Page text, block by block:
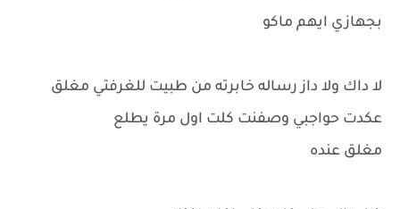
بجهازي ايهم ماكو
لا داك ولا داز رساله خابرته من طبيت للغرفتي مغلق
عكدت حواجبي وصفنت كلت اول مرة يطلع
مغلق عنده